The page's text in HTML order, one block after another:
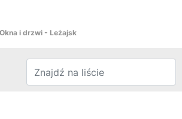
Okna i drzwi - Leżajsk